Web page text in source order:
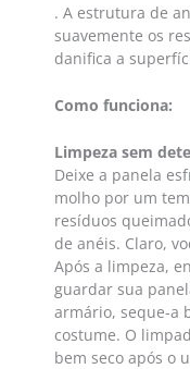
. A estrutura de
suavemente os
danifica a
Como funciona:
Limpeza sem
Deixe a panela
molho por um
resíduos
de anéis. Claro,
Após a limpeza,
guardar sua
armário, seque-a
costume. O
bem seco após o